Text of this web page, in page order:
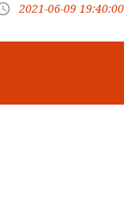
2021-06-09 19:40:00